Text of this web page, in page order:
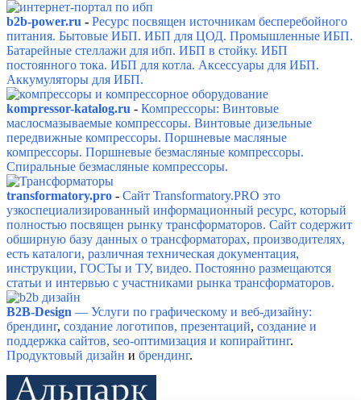
b2b-power.ru - Ресурс посвящен источникам бесперебойного
питания. Бытовые ИБП. ИБП для ЦОД. Промышленные ИБП.
Батарейные стеллажи для ибп. ИБП в стойку. ИБП
постоянного тока. ИБП для котла. Аксессуары для ИБП.
Аккумуляторы для ИБП.
kompressor-katalog.ru - Компрессоры: Винтовые
маслосмазываемые компрессоры. Винтовые дизельные
передвижные компрессоры. Поршневые масляные
компрессоры. Поршневые безмасляные компрессоры.
Спиральные безмасляные компрессоры.
transformatory.pro - Сайт Transformatory.PRO это
узкоспециализированный информационный ресурс, который
полностью посвящен рынку трансформаторов. Сайт содержит
обширную базу данных о трансформаторах, производителях,
есть каталоги, различная техническая документация,
инструкции, ГОСТы и ТУ, видео. Постоянно размещаются
статьи и интервью с участниками рынка трансформаторов.
B2B-Design — Услуги по графическому и веб-дизайну:
брендинг, создание логотипов, презентаций, создание и
поддержка сайтов, seo-оптимизация и копирайтинг.
Продуктовый дизайн и брендинг.